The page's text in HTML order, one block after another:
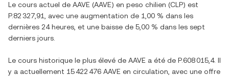
Le cours actuel de AAVE (AAVE) en peso chilien (CLP) est
P.82 327,91
, avec une augmentation de 1,00 % dans les
dernières 24 heures, et une baisse de 5,00 % dans les sept
derniers jours.
Le cours historique le plus élevé de AAVE a été de P.608 015,4. Il
y a actuellement 15 422 476 AAVE en circulation, avec une offre